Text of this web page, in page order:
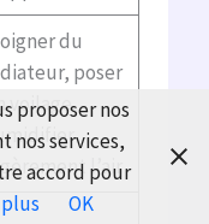
du
poser
voilage,
l’air
proposer nos
nos services,
accord pour
OK